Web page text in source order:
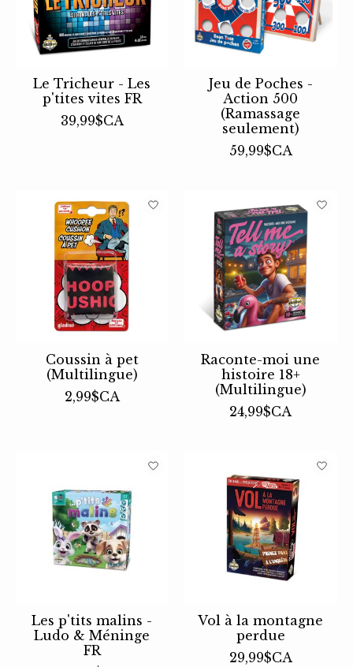
Le Tricheur - Les
p'tites vites FR
39,99$CA
Jeu de Poches -
Action 500
(Ramassage
seulement)
59,99$CA
Coussin à pet
(Multilingue)
2,99$CA
Raconte-moi une
histoire 18+
(Multilingue)
24,99$CA
Les p'tits malins -
Ludo & Méninge
FR
Vol à la montagne
perdue
29,99$CA